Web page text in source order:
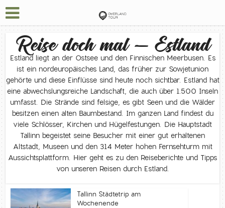
Reise doch mal – Estland
Estland liegt an der Ostsee und den Finnischen Meerbusen. Es
ist ein nordeuropäisches Land, das früher zur Sowjetunion
gehörte und diese Einflüsse sind heute noch sichtbar. Estland hat
eine abwechslungsreiche Landschaft, die auch über 1.500 Inseln
umfasst. Die Strände sind felsige, es gibt Seen und die Wälder
besitzen einen alten Baumbestand. Im ganzen Land findest du
viele Schlösser, Kirchen und Hügelfestungen. Die Hauptstadt
Tallinn begeistet seine Besucher mit einer gut erhaltenen
Altstadt, Museen und den 314 Meter hohen Fernsehturm mit
Aussichtsplattform. Hier geht es zu den Reiseberichte und Tipps
von unseren Reisen durch Estland.
Tallinn Städtetrip am
Wochenende